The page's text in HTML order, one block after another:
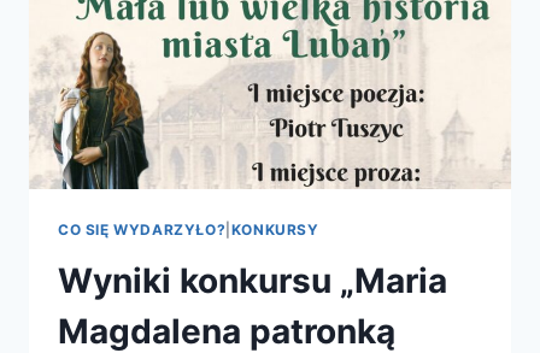
CO SIĘ WYDARZYŁO? KONKURSY
Wyniki konkursu „Maria
Magdalena patronką